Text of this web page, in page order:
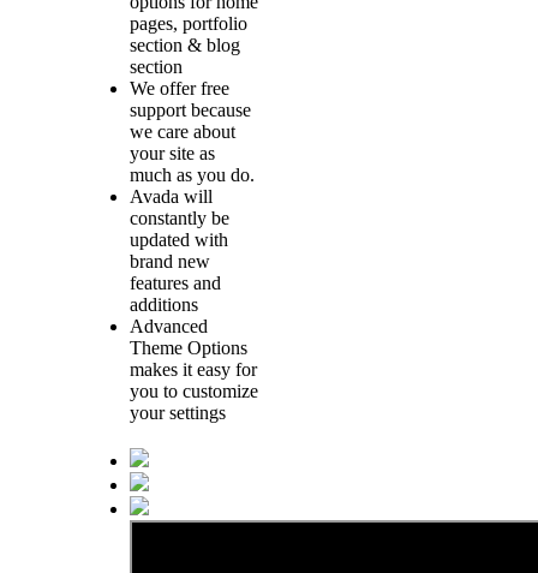
pages, portfolio
section & blog
section
We offer free
support because
we care about
your site as
much as you do.
Avada will
constantly be
updated with
brand new
features and
additions
Advanced
Theme Options
makes it easy for
you to customize
your settings